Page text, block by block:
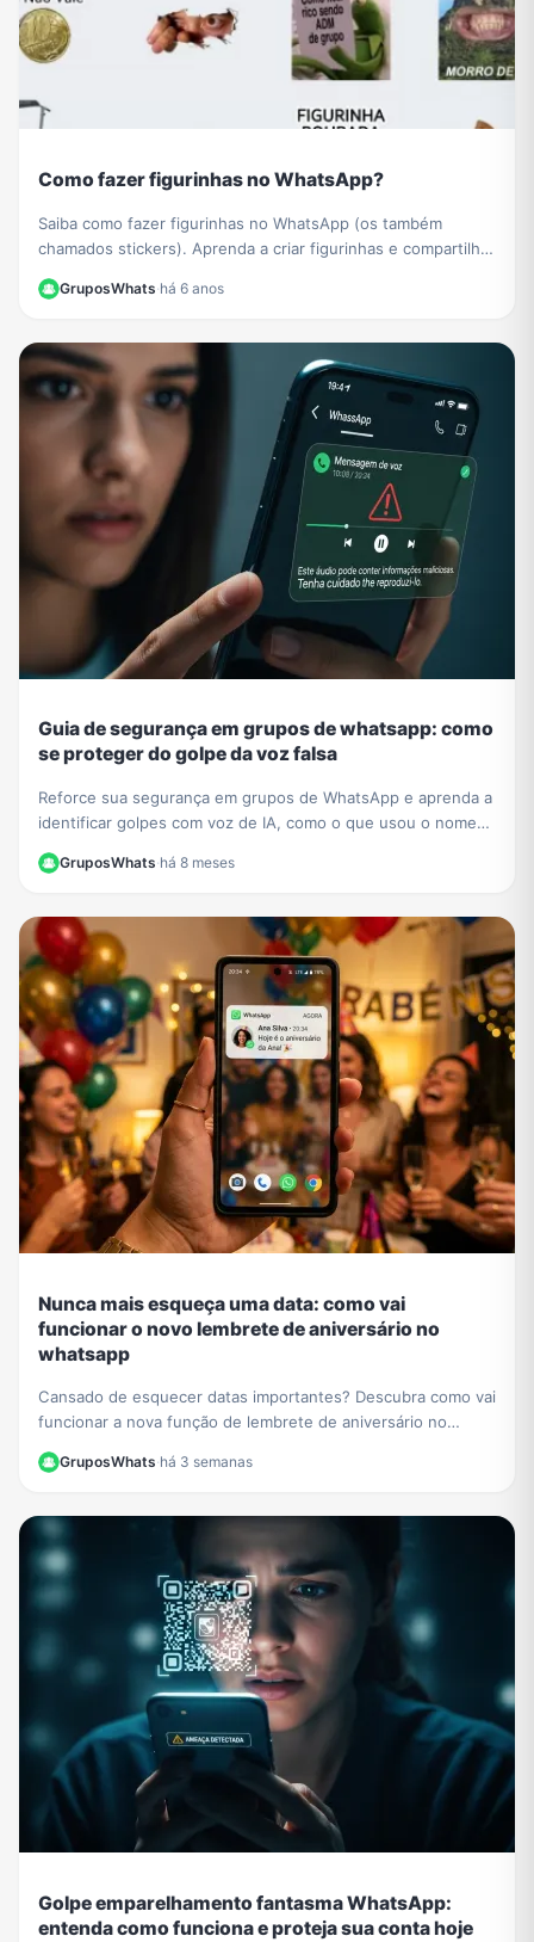
Como fazer figurinhas no WhatsApp?
Saiba como fazer figurinhas no WhatsApp (os também
chamados stickers). Aprenda a criar figurinhas e compartilhar
GruposWhats·há 6 anos
Guia de segurança em grupos de whatsapp: como
se proteger do golpe da voz falsa
Reforce sua segurança em grupos de WhatsApp e aprenda a
identificar golpes com voz de IA, como o que usou o nome
GruposWhats·há 8 meses
Nunca mais esqueça uma data: como vai
funcionar o novo lembrete de aniversário no
whatsapp
Cansado de esquecer datas importantes? Descubra como vai
funcionar a nova função de lembrete de aniversário no
WhatsApp e nunca mais perca uma comemoração.
GruposWhats·há 3 semanas
Golpe emparelhamento fantasma WhatsApp:
entenda como funciona e proteja sua conta hoje